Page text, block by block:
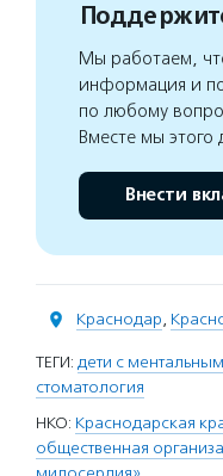
Мы работаем,
информация и
по любому
Вместе мы этого
Внести
Краснодар,
ТЕГИ: дети с
стоматология
НКО: Краснодарская
общественная